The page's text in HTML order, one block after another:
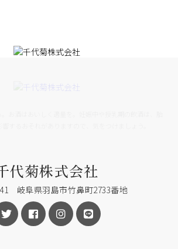
代菊株式会社
岐阜県羽島市竹鼻町2733番地